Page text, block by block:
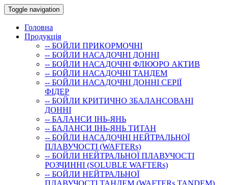
Toggle navigation
Головна
Продукція
-- БОЙЛИ ПРИКОРМОЧНI
-- БОЙЛИ НАСАДОЧНI ДОННI
-- БОЙЛИ НАСАДОЧНІ ФЛЮОРО АКТИВ
-- БОЙЛИ НАСАДОЧНІ ТАНДЕМ
-- БОЙЛИ НАСАДОЧНI ДОННI СЕРIÏ
ФIДЕР
-- БОЙЛИ КРИТИЧНО ЗБАЛАНСОВАНІ
ДОННІ
-- БАЛАНСИ ІНЬ-ЯНЬ
-- БАЛАНСИ ІНЬ-ЯНЬ ТИТАН
-- БОЙЛИ НАСАДОЧНI НЕЙТРАЛЬНОÏ
ПЛАВУЧОСТI (WAFTERs)
-- БОЙЛИ НЕЙТРАЛЬНОЇ ПЛАВУЧОСТІ
РОЗЧИННІ (SOLUBLE WAFTERs)
-- БОЙЛИ НЕЙТРАЛЬНОЇ
ПЛАВУЧОСТІ ТАНДЕМ (WAFTERs TANDEM)